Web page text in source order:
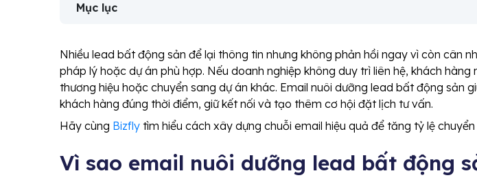
Mục lục
Nhiều lead bất động sản để lại thông tin nhưng không phản hồi ngay vì còn cân
pháp lý hoặc dự án phù hợp. Nếu doanh nghiệp không duy trì liên hệ, khách hàng
thương hiệu hoặc chuyển sang dự án khác. Email nuôi dưỡng lead bất động sản
khách hàng đúng thời điểm, giữ kết nối và tạo thêm cơ hội đặt lịch tư vấn.
Hãy cùng Bizfly tìm hiểu cách xây dựng chuỗi email hiệu quả để tăng tỷ lệ chuyển
Vì sao email nuôi dưỡng lead bất động